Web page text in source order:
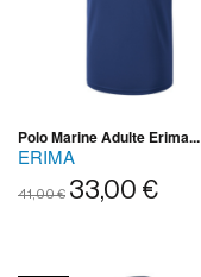
Polo Marine Adulte Erima...
ERIMA
41,00 € 33,00 €